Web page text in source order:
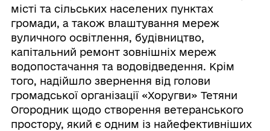
місті та сільських населених пунктах
громади, а також влаштування мереж
вуличного освітлення, будівництво,
капітальний ремонт зовнішніх мереж
водопостачання та водовідведення. Крім
того, надійшло звернення від голови
громадської організації «Хоругви» Тетяни
Огородник щодо створення ветеранського
простору, який є одним із найефективніших